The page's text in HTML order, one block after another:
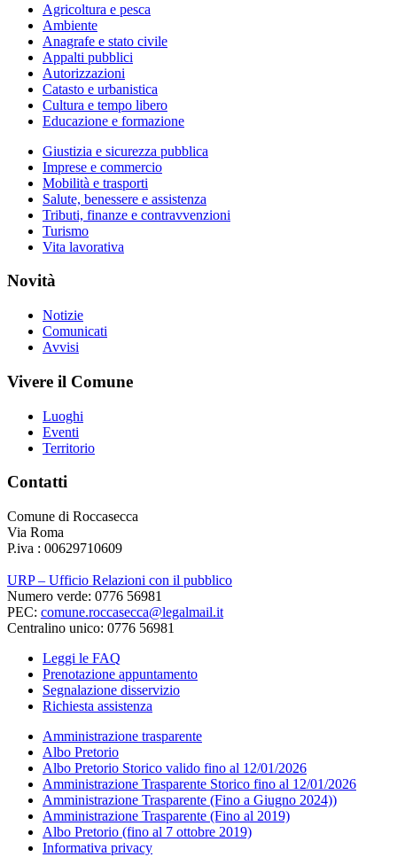
Agricoltura e pesca
Ambiente
Anagrafe e stato civile
Appalti pubblici
Autorizzazioni
Catasto e urbanistica
Cultura e tempo libero
Educazione e formazione
Giustizia e sicurezza pubblica
Imprese e commercio
Mobilità e trasporti
Salute, benessere e assistenza
Tributi, finanze e contravvenzioni
Turismo
Vita lavorativa
Novità
Notizie
Comunicati
Avvisi
Vivere il Comune
Luoghi
Eventi
Territorio
Contatti
Comune di Roccasecca
Via Roma
P.iva : 00629710609
URP – Ufficio Relazioni con il pubblico
Numero verde: 0776 56981
PEC: comune.roccasecca@legalmail.it
Centralino unico: 0776 56981
Leggi le FAQ
Prenotazione appuntamento
Segnalazione disservizio
Richiesta assistenza
Amministrazione trasparente
Albo Pretorio
Albo Pretorio Storico valido fino al 12/01/2026
Amministrazione Trasparente Storico fino al 12/01/2026
Amministrazione Trasparente (Fino a Giugno 2024))
Amministrazione Trasparente (Fino al 2019)
Albo Pretorio (fino al 7 ottobre 2019)
Informativa privacy